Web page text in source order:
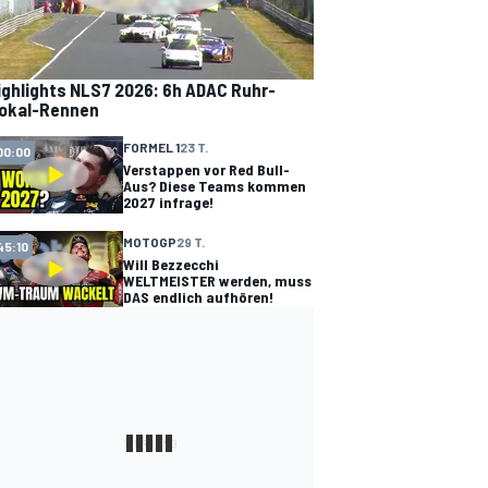
NLS7 2026: 6h ADAC Ruhr-
Rennen
FORMEL 123 T.
Verstappen vor Red Bull-
Aus? Diese Teams kommen
2027 infrage!
MOTOGP29 T.
Will Bezzecchi
WELTMEISTER werden, muss
DAS endlich aufhören!